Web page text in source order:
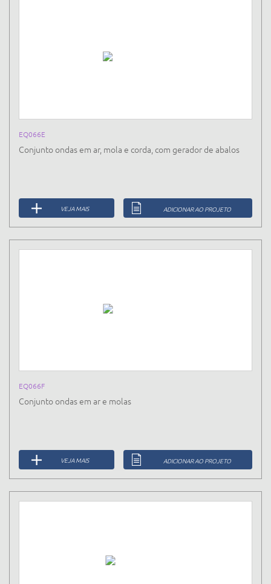
EQ066E
Conjunto ondas em ar, mola e corda, com gerador de abalos
VEJA MAIS ADICIONAR AO PROJETO
EQ066F
Conjunto ondas em ar e molas
VEJA MAIS ADICIONAR AO PROJETO